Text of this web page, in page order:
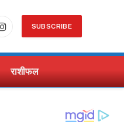
Instagram
SUBSCRIBE
राशीफल